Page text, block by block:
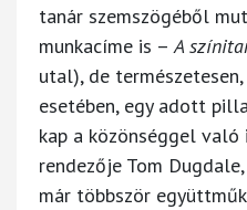
tanár szemszögéből
munkacíme is – A
utal), de természetesen,
esetében, egy adott
kap a közönséggel
rendezője Tom
már többször